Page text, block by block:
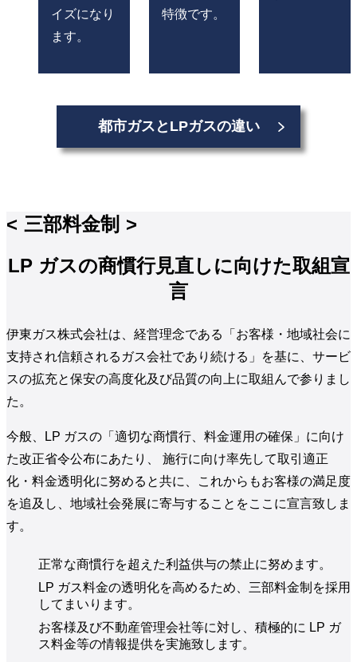
イズになり
ます。
特徴です。
都市ガスとLPガスの違い
三部料金制
LP ガスの商慣行見直しに向けた取組宣
言
伊東ガス株式会社は、経営理念である「お客様・地域社会に
支持され信頼されるガス会社であり続ける」を基に、サービ
スの拡充と保安の高度化及び品質の向上に取組んで参りまし
た。
今般、LP ガスの「適切な商慣行、料金運用の確保」に向け
た改正省令公布にあたり、 施行に向け率先して取引適正
化・料金透明化に努めると共に、これからもお客様の満足度
を追及し、地域社会発展に寄与することをここに宣言致しま
す。
正常な商慣行を超えた利益供与の禁止に努めます。
LP ガス料金の透明化を高めるため、三部料金制を採用
してまいります。
お客様及び不動産管理会社等に対し、積極的に LP ガ
ス料金等の情報提供を実施致します。